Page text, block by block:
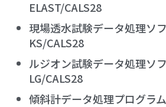
ELAST/CALS28
現場透水試験データ処理ソ
KS/CALS28
ルジオン試験データ処理ソ
LG/CALS28
傾斜計データ処理プログラ